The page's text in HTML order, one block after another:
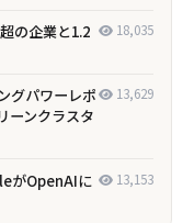
の企業と1.2
18,035
グパワーレポ
ーンクラスタ
13,629
がOpenAIに
13,153